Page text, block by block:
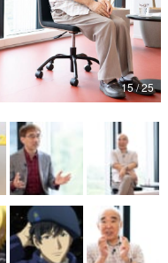
15 / 25